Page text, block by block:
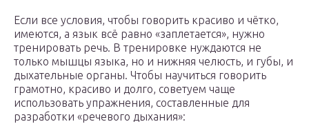
Если все условия, чтобы говорить красиво и чётко,
имеются, а язык всё равно «заплетается», нужно
тренировать речь. В тренировке нуждаются не
только мышцы языка, но и нижняя челюсть, и губы, и
дыхательные органы. Чтобы научиться говорить
грамотно, красиво и долго, советуем чаще
использовать упражнения, составленные для
разработки «речевого дыхания»: